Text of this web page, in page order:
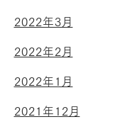
2022年3月
2022年2月
2022年1月
2021年12月